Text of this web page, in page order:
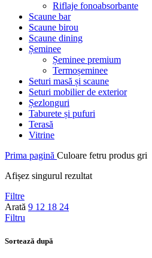
Riflaje fonoabsorbante
Scaune bar
Scaune birou
Scaune dining
Șeminee
Șeminee premium
Termoșeminee
Seturi masă și scaune
Seturi mobilier de exterior
Șezlonguri
Taburete și pufuri
Terasă
Vitrine
Prima pagină Culoare fetru produs gri
Afișez singurul rezultat
Filtre
Arată 9 12 18 24
Filtru
Sortează după